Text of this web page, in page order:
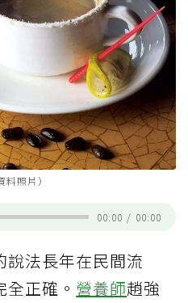
照片）
00:00 / 00:00
說法長年在民間流
正確。 營養師趙強